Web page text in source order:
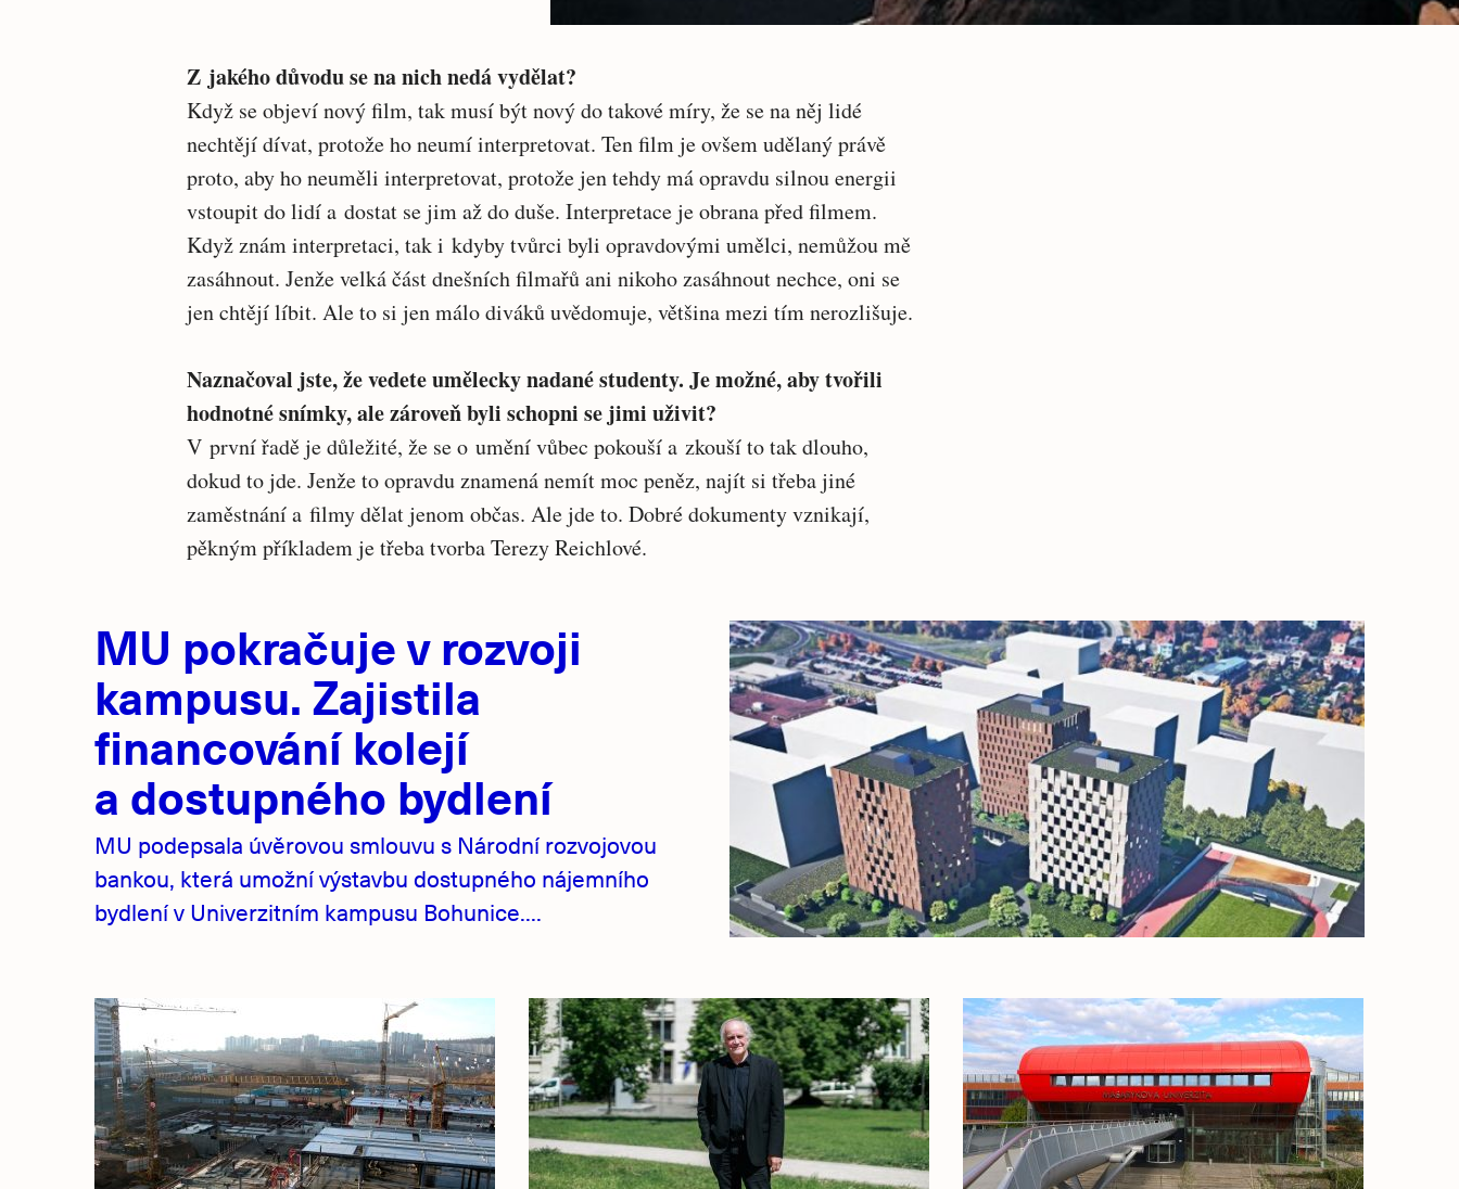
Z jakého důvodu se na nich nedá vydělat?
Když se objeví nový film, tak musí být nový do takové míry, že se na něj lidé
nechtějí dívat, protože ho neumí interpretovat. Ten film je ovšem udělaný právě
proto, aby ho neuměli interpretovat, protože jen tehdy má opravdu silnou energii
vstoupit do lidí a dostat se jim až do duše. Interpretace je obrana před filmem.
Když znám interpretaci, tak i kdyby tvůrci byli opravdovými umělci, nemůžou mě
zasáhnout. Jenže velká část dnešních filmařů ani nikoho zasáhnout nechce, oni se
jen chtějí líbit. Ale to si jen málo diváků uvědomuje, většina mezi tím nerozlišuje.
Naznačoval jste, že vedete umělecky nadané studenty. Je možné, aby tvořili
hodnotné snímky, ale zároveň byli schopni se jimi uživit?
V první řadě je důležité, že se o umění vůbec pokouší a zkouší to tak dlouho,
dokud to jde. Jenže to opravdu znamená nemít moc peněz, najít si třeba jiné
zaměstnání a filmy dělat jenom občas. Ale jde to. Dobré dokumenty vznikají,
pěkným příkladem je třeba tvorba Terezy Reichlové.
novinky
MU pokračuje v rozvoji
kampusu. Zajistila
financování kolejí
a dostupného bydlení
MU podepsala úvěrovou smlouvu s Národní rozvojovou
bankou, která umožní výstavbu dostupného nájemního
bydlení v Univerzitním kampusu Bohunice....